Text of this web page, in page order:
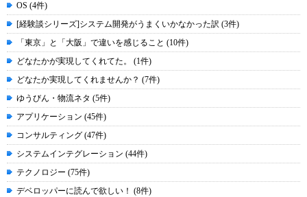
OS (4件)
[経験談シリーズ]システム開発がうまくいかなかった訳 (3件)
「東京」と「大阪」で違いを感じること (10件)
どなたかが実現してくれてた。 (1件)
どなたか実現してくれませんか？ (7件)
ゆうびん・物流ネタ (5件)
アプリケーション (45件)
コンサルティング (47件)
システムインテグレーション (44件)
テクノロジー (75件)
デベロッパーに読んで欲しい！ (8件)